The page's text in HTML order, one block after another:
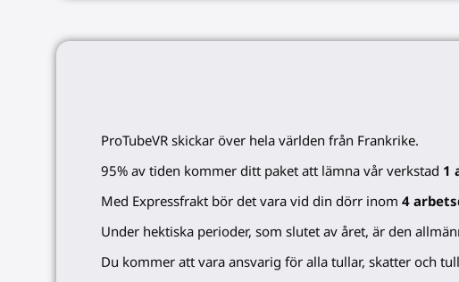
ProTubeVR skickar över hela världen från Frankrike.
95% av tiden kommer ditt paket att lämna vår verkstad 1
Med Expressfrakt bör det vara vid din dörr inom4
Under hektiska perioder, som slutet av året, är den
Du kommer att vara ansvarig för alla tullar, skatter och